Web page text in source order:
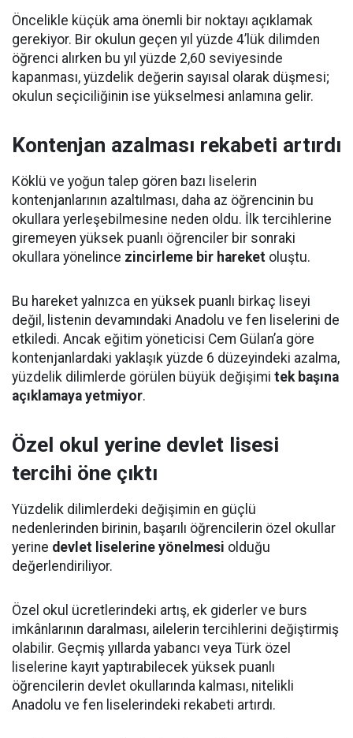
Öncelikle küçük ama önemli bir noktayı açıklamak
gerekiyor. Bir okulun geçen yıl yüzde 4’lük dilimden
öğrenci alırken bu yıl yüzde 2,60 seviyesinde
kapanması, yüzdelik değerin sayısal olarak düşmesi;
okulun seçiciliğinin ise yükselmesi anlamına gelir.
Kontenjan azalması rekabeti artırdı
Köklü ve yoğun talep gören bazı liselerin
kontenjanlarının azaltılması, daha az öğrencinin bu
okullara yerleşebilmesine neden oldu. İlk tercihlerine
giremeyen yüksek puanlı öğrenciler bir sonraki
okullara yönelince zincirleme bir hareket oluştu.
Bu hareket yalnızca en yüksek puanlı birkaç liseyi
değil, listenin devamındaki Anadolu ve fen liselerini de
etkiledi. Ancak eğitim yöneticisi Cem Gülan’a göre
kontenjanlardaki yaklaşık yüzde 6 düzeyindeki azalma,
yüzdelik dilimlerde görülen büyük değişimi tek başına
açıklamaya yetmiyor.
Özel okul yerine devlet lisesi
tercihi öne çıktı
Yüzdelik dilimlerdeki değişimin en güçlü
nedenlerinden birinin, başarılı öğrencilerin özel okullar
yerine devlet liselerine yönelmesi olduğu
değerlendiriliyor.
Özel okul ücretlerindeki artış, ek giderler ve burs
imkânlarının daralması, ailelerin tercihlerini değiştirmiş
olabilir. Geçmiş yıllarda yabancı veya Türk özel
liselerine kayıt yaptırabilecek yüksek puanlı
öğrencilerin devlet okullarında kalması, nitelikli
Anadolu ve fen liselerindeki rekabeti artırdı.